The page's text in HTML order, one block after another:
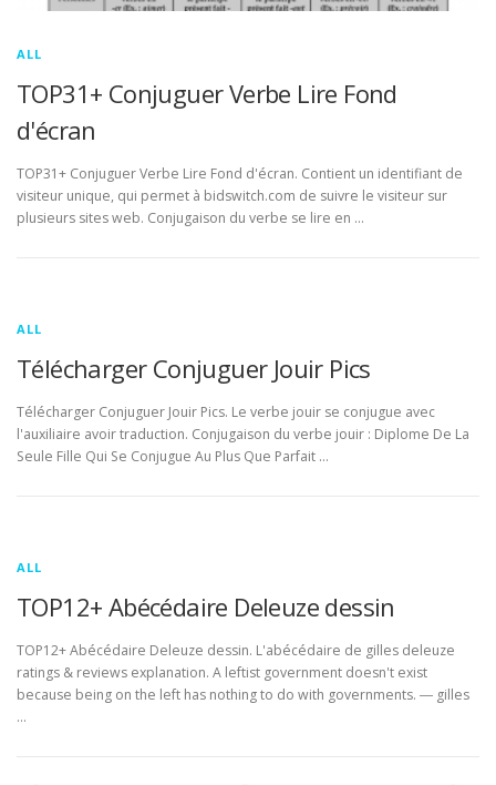
ALL
TOP31+ Conjuguer Verbe Lire Fond
d'écran
TOP31+ Conjuguer Verbe Lire Fond d'écran. Contient un identifiant de
visiteur unique, qui permet à bidswitch.com de suivre le visiteur sur
plusieurs sites web. Conjugaison du verbe se lire en …
ALL
Télécharger Conjuguer Jouir Pics
Télécharger Conjuguer Jouir Pics. Le verbe jouir se conjugue avec
l'auxiliaire avoir traduction. Conjugaison du verbe jouir : Diplome De La
Seule Fille Qui Se Conjugue Au Plus Que Parfait …
ALL
TOP12+ Abécédaire Deleuze dessin
TOP12+ Abécédaire Deleuze dessin. L'abécédaire de gilles deleuze
ratings & reviews explanation. A leftist government doesn't exist
because being on the left has nothing to do with governments. ― gilles
…